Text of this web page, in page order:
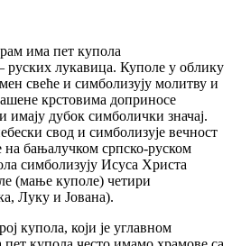
има пет купола
руских лукавица. Куполе у облику
свеће и симболизују молитву и
крстовима доприносе
имају дубок симболички значај.
свод и симболизује вечност
бањалучком српско-руском
симболизују Исуса Христа
(мање куполе) четири
Луку и Јована).
купола, који је углавном